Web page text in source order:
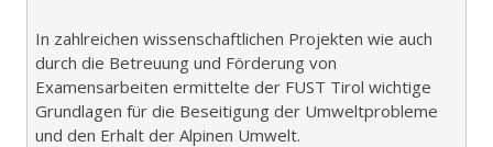
In zahlreichen wissenschaftlichen Projekten wie auch
durch die Betreuung und Förderung von
Examensarbeiten ermittelte der FUST Tirol wichtige
Grundlagen für die Beseitigung der Umweltprobleme
und den Erhalt der Alpinen Umwelt.